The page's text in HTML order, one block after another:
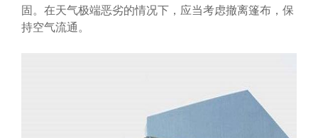
固。在天气极端恶劣的情况下，应当考虑撤离篷布，保
持空气流通。